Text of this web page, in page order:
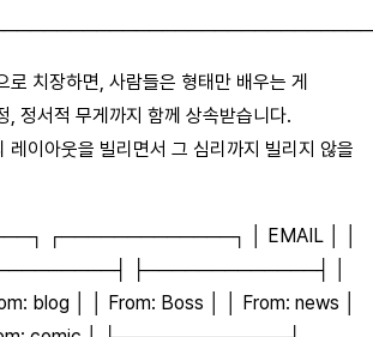
로 치장하면, 사람들은 형태만 배우는 게
, 정서적 무게까지 함께 상속받습니다.
이아웃을 빌리면서 그 심리까지 빌리지 않을
┌─────────────┐ │ EMAIL │ │
├─────────────┤ │
blog │ │ From: Boss │ │ From: news │